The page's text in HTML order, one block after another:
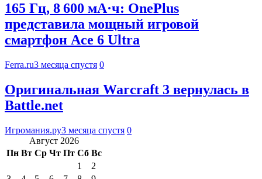
165 Гц, 8 600 мА·ч: OnePlus
представила мощный игровой
смартфон Ace 6 Ultra
Ferra.ru3 месяца спустя 0
Оригинальная Warcraft 3 вернулась в
Battle.net
Игромания.ру3 месяца спустя 0
Август 2026
Пн Вт Ср Чт Пт Сб Вс
1
2